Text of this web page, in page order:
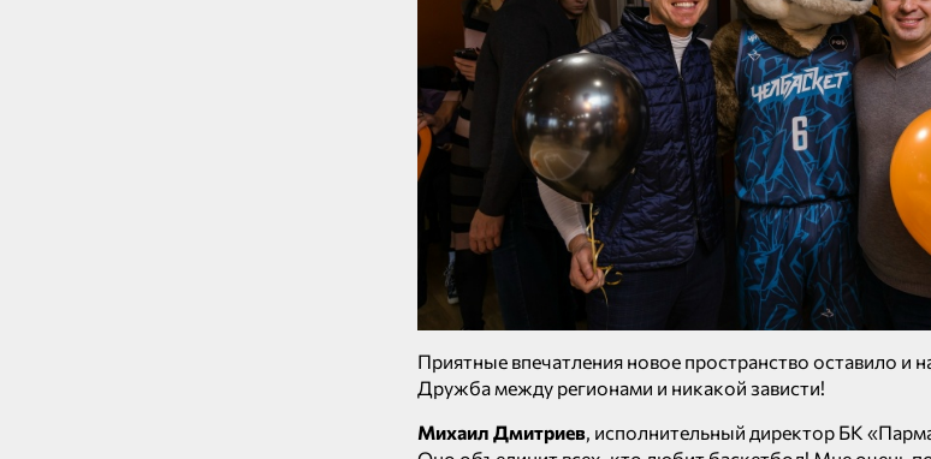
Приятные впечатления новое пространство оставило и
Дружба между регионами и никакой зависти!
Михаил Дмитриев, исполнительный директор БК